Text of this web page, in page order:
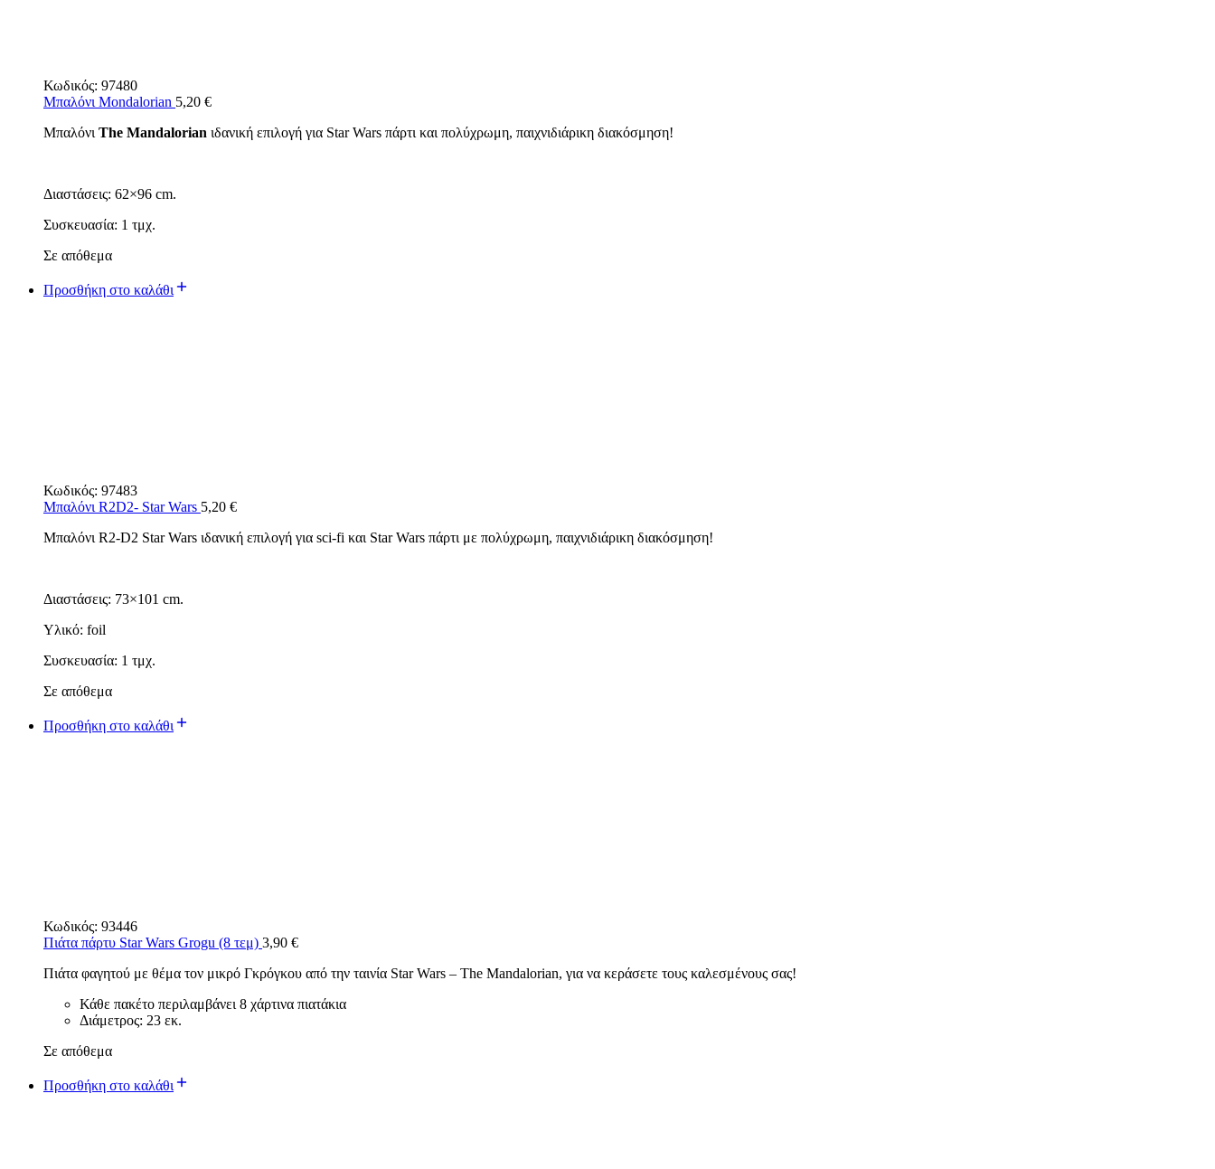
Κωδικός: 97480
Μπαλόνι Mondalorian 5,20 €
Μπαλόνι The Mandalorian ιδανική επιλογή για Star Wars πάρτι και πολύχρωμη, παιχνιδιάρικη διακόσμηση!
Διαστάσεις: 62×96 cm.
Συσκευασία: 1 τμχ.
Σε απόθεμα
Προσθήκη στο καλάθι
Κωδικός: 97483
Μπαλόνι R2D2- Star Wars 5,20 €
Μπαλόνι R2-D2 Star Wars ιδανική επιλογή για sci-fi και Star Wars πάρτι με πολύχρωμη, παιχνιδιάρικη διακόσμηση!
Διαστάσεις: 73×101 cm.
Υλικό: foil
Συσκευασία: 1 τμχ.
Σε απόθεμα
Προσθήκη στο καλάθι
Κωδικός: 93446
Πιάτα πάρτυ Star Wars Grogu (8 τεμ) 3,90 €
Πιάτα φαγητού με θέμα τον μικρό Γκρόγκου από την ταινία Star Wars – The Mandalorian, για να κεράσετε τους καλεσμένους σας!
Κάθε πακέτο περιλαμβάνει 8 χάρτινα πιατάκια
Διάμετρος: 23 εκ.
Σε απόθεμα
Προσθήκη στο καλάθι